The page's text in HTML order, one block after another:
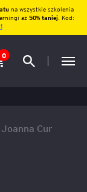
na wszystkie szkolenia
aż 50% taniej. Kod:
0
Joanna Cur